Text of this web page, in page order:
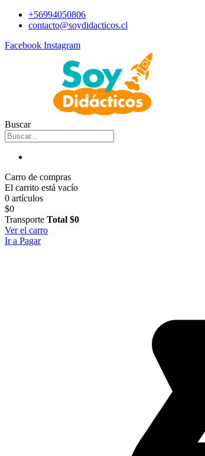
+56994050806
contacto@soydidacticos.cl
Facebook Instagram
Buscar
Carro de compras
El carrito está vacío
0 artículos
$0
Transporte Total $0
Ver el carro
Ir a Pagar